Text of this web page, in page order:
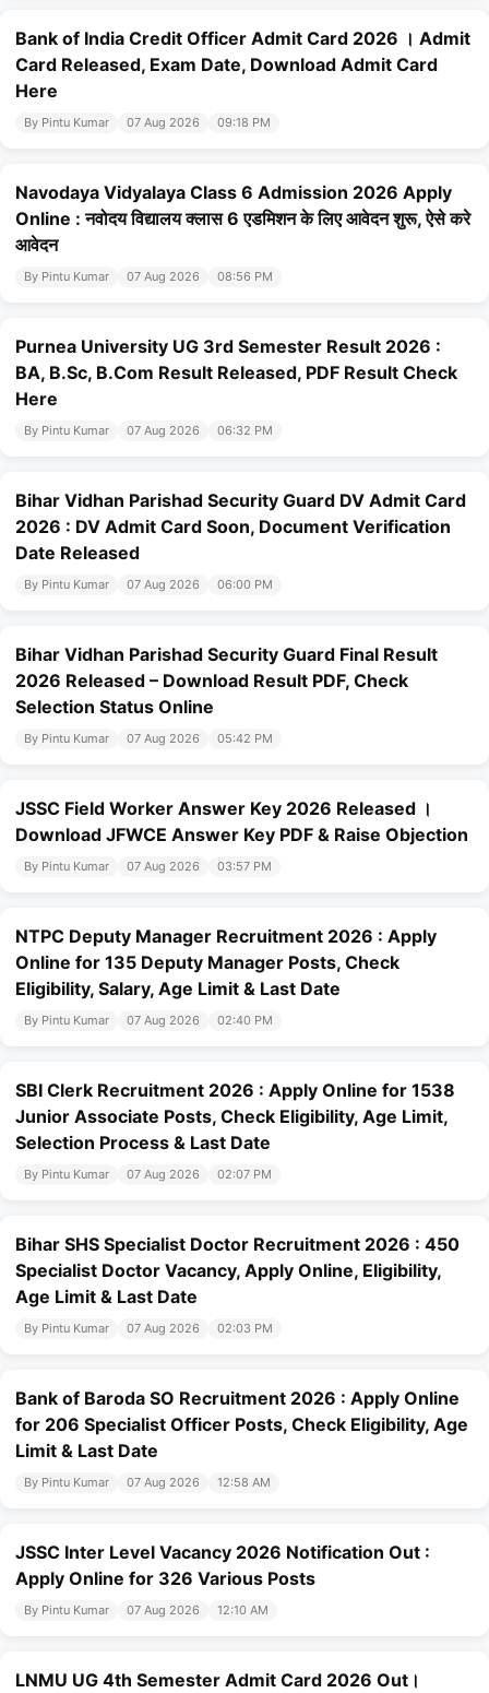
Bank of India Credit Officer Admit Card 2026 । Admit
Card Released, Exam Date, Download Admit Card
Here
By Pintu Kumar 07 Aug 2026 09:18 PM
Navodaya Vidyalaya Class 6 Admission 2026 Apply
Online : नवोदय विद्यालय क्लास 6 एडमिशन के लिए आवेदन शुरू, ऐसे करे
आवेदन
By Pintu Kumar 07 Aug 2026 08:56 PM
Purnea University UG 3rd Semester Result 2026 :
BA, B.Sc, B.Com Result Released, PDF Result Check
Here
By Pintu Kumar 07 Aug 2026 06:32 PM
Bihar Vidhan Parishad Security Guard DV Admit Card
2026 : DV Admit Card Soon, Document Verification
Date Released
By Pintu Kumar 07 Aug 2026 06:00 PM
Bihar Vidhan Parishad Security Guard Final Result
2026 Released – Download Result PDF, Check
Selection Status Online
By Pintu Kumar 07 Aug 2026 05:42 PM
JSSC Field Worker Answer Key 2026 Released ।
Download JFWCE Answer Key PDF & Raise Objection
By Pintu Kumar 07 Aug 2026 03:57 PM
NTPC Deputy Manager Recruitment 2026 : Apply
Online for 135 Deputy Manager Posts, Check
Eligibility, Salary, Age Limit & Last Date
By Pintu Kumar 07 Aug 2026 02:40 PM
SBI Clerk Recruitment 2026 : Apply Online for 1538
Junior Associate Posts, Check Eligibility, Age Limit,
Selection Process & Last Date
By Pintu Kumar 07 Aug 2026 02:07 PM
Bihar SHS Specialist Doctor Recruitment 2026 : 450
Specialist Doctor Vacancy, Apply Online, Eligibility,
Age Limit & Last Date
By Pintu Kumar 07 Aug 2026 02:03 PM
Bank of Baroda SO Recruitment 2026 : Apply Online
for 206 Specialist Officer Posts, Check Eligibility, Age
Limit & Last Date
By Pintu Kumar 07 Aug 2026 12:58 AM
JSSC Inter Level Vacancy 2026 Notification Out :
Apply Online for 326 Various Posts
By Pintu Kumar 07 Aug 2026 12:10 AM
LNMU UG 4th Semester Admit Card 2026 Out।